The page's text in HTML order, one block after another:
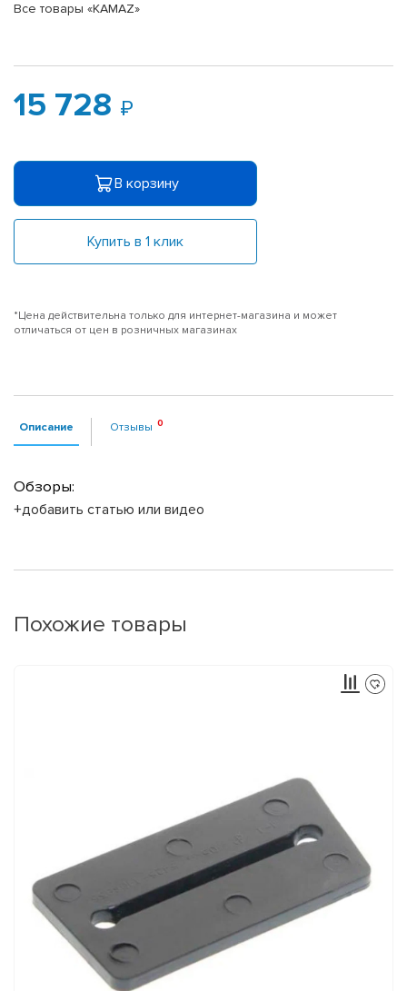
Все товары «KAMAZ»
15 728
В корзину
Купить в 1 клик
*Цена действительна только для интернет-магазина и может
отличаться от цен в розничных магазинах
Описание Отзывы
Обзоры:
+добавить статью или видео
Похожие товары